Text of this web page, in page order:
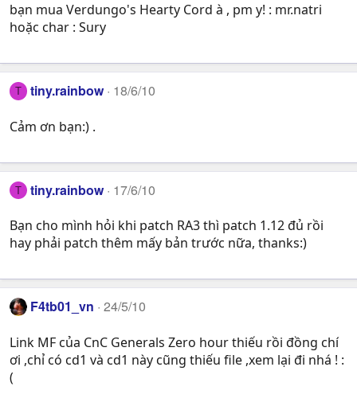
bạn mua Verdungo's Hearty Cord à , pm y! : mr.natri
hoặc char : Sury
T tiny.rainbow 18/6/10
Cảm ơn bạn:) .
T tiny.rainbow 17/6/10
Bạn cho mình hỏi khi patch RA3 thì patch 1.12 đủ rồi
hay phải patch thêm mấy bản trước nữa, thanks:)
F4tb01_vn 24/5/10
Link MF của CnC Generals Zero hour thiếu rồi đồng chí
ơi ,chỉ có cd1 và cd1 này cũng thiếu file ,xem lại đi nhá ! :
(